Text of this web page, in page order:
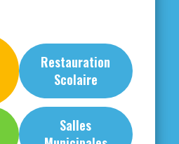
Restauration
Scolaire
Salles